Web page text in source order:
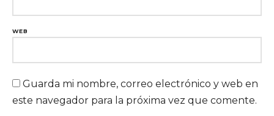
WEB
Guarda mi nombre, correo electrónico y web en
este navegador para la próxima vez que comente.